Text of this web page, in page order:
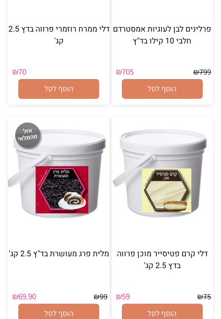
פרלינים לבן לעוגיות אמסטרדם
חלבי 10 קילו בד"ץ
₪799
₪705
הוסף לסל
דלי ממרח רוזמרי פרווה בדץ 2.5
קג'
₪70
הוסף לסל
דלי קרם פטיסייר מוכן פרווה
בדץ 2.5 קג'
₪75
₪59
הוסף לסל
מלית פרג מעושרת בד"ץ 2.5 קג'
₪99
₪69.90
הוסף לסל